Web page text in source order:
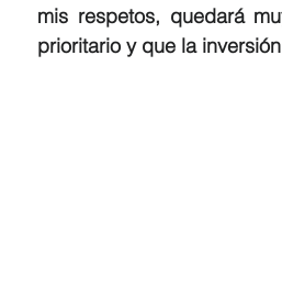
mis respetos, quedará
prioritario y que la